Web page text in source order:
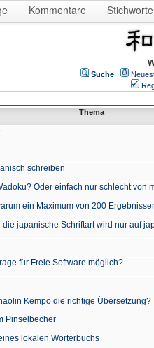
Kommentare Stichworte
Suche
Thema
schreiben
Oder einfach nur schlecht von
ein Maximum von 200
die japanische Schriftart wird nur auf
für Freie Software möglich?
Kempo die richtige Übersetzung?
Pinselbecher
lokalen Wörterbuchs